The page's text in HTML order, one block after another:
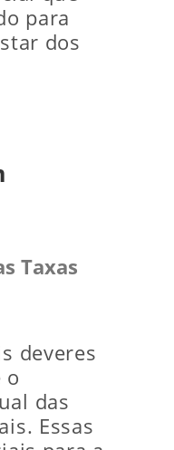
para
dos
Taxas
deveres
o
das
Essas